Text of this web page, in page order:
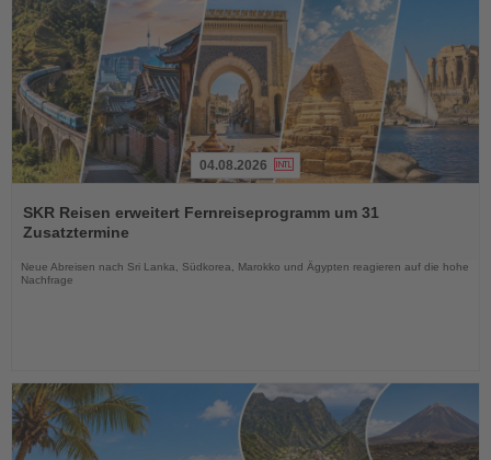
Sie
die
04.08.2026
SKR Reisen erweitert Fernreiseprogramm um 31
Zusatztermine
Neue Abreisen nach Sri Lanka, Südkorea, Marokko und Ägypten reagieren auf die hohe
Nachfrage